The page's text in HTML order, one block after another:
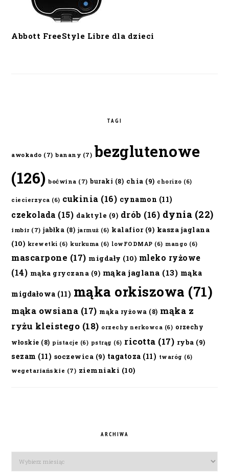
Abbott FreeStyle Libre dla dzieci
TAGI
awokado (7) banany (7) bezglutenowe
(126) boćwina (7) buraki (8) chia (9) chorizo (6)
ciecierzyca (6) cukinia (16) cynamon (11)
czekolada (15) daktyle (9) drób (16) dynia (22)
imbir (7) jabłka (8) jarmuż (6) kalafior(9) kasza jaglana
(10) krewetki (6) kurkuma (6) lowFODMAP (6) mango (6)
mascarpone (17) migdały (10) mleko ryżowe
(14) mąka gryczana (9) mąka jaglana (13) mąka
migdałowa (11) mąka orkiszowa (71)
mąka owsiana (17) mąka ryżowa (8) mąka z
ryżu kleistego (18) orzechy nerkowca (6) orzechy
włoskie (8) pistacje (6) pstrąg (6) ricotta (17) ryba (9)
sezam (11) soczewica (9) tagatoza (11) twaróg (6)
wegetariańskie (7) ziemniaki (10)
ARCHIWA
Archiwa